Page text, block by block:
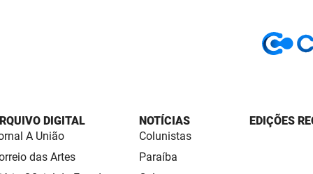
DIGITAL
A União
das Artes
NOTÍCIAS
Colunistas
Paraíba
EDIÇÕES